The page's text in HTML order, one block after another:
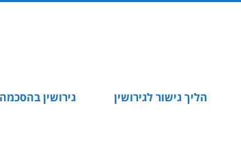
הליך גישור לגירושין גירושין בהסכמה